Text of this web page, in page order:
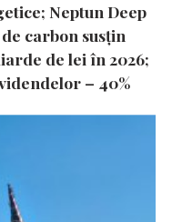
Neptun Deep
carbon susțin
de lei în 2026;
– 40%